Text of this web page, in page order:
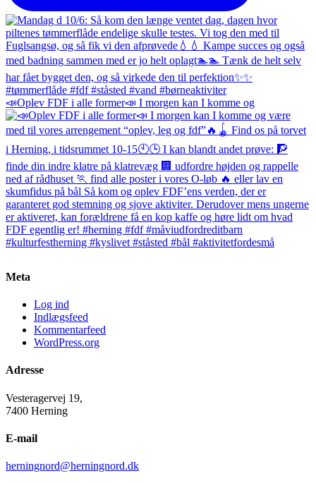
📣Oplev FDF i alle former📣 I morgen kan I komme og
Meta
Log ind
Indlægsfeed
Kommentarfeed
WordPress.org
Adresse
Vesteragervej 19,
7400 Herning
E-mail
herningnord@herningnord.dk